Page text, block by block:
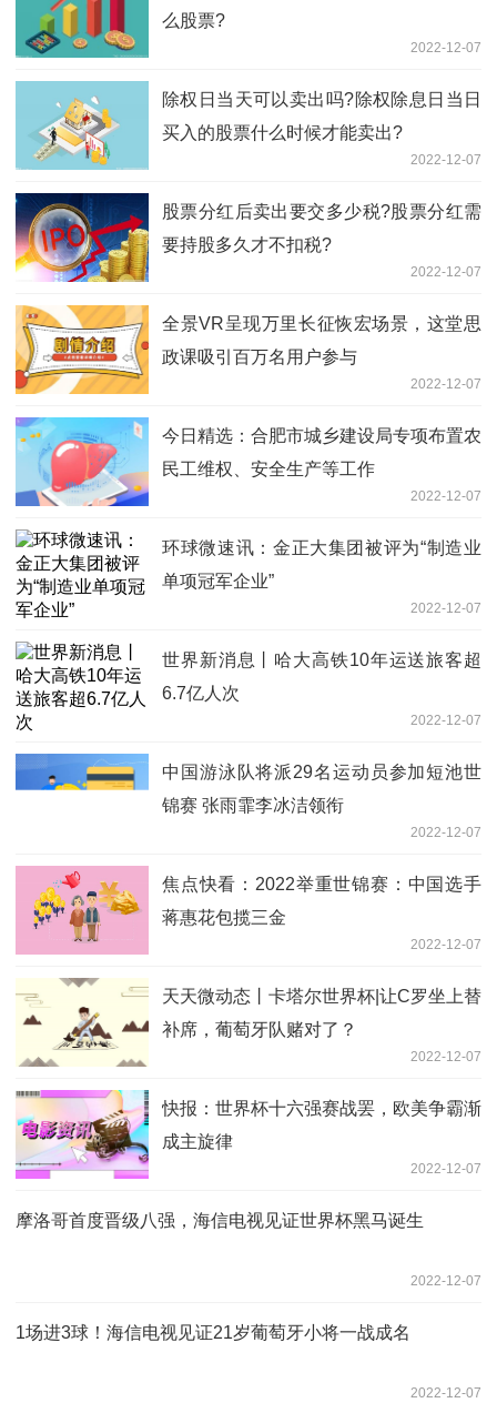
么股票?
2022-12-07
除权日当天可以卖出吗?除权除息日当日
买入的股票什么时候才能卖出?
2022-12-07
股票分红后卖出要交多少税?股票分红需
要持股多久才不扣税?
2022-12-07
全景VR呈现万里长征恢宏场景，这堂思
政课吸引百万名用户参与
2022-12-07
今日精选：合肥市城乡建设局专项布置农
民工维权、安全生产等工作
2022-12-07
环球微速讯：金正大集团被评为“制造业
单项冠军企业”
2022-12-07
世界新消息丨哈大高铁10年运送旅客超
6.7亿人次
2022-12-07
中国游泳队将派29名运动员参加短池世
锦赛 张雨霏李冰洁领衔
2022-12-07
焦点快看：2022举重世锦赛：中国选手
蒋惠花包揽三金
2022-12-07
天天微动态丨卡塔尔世界杯|让C罗坐上替
补席，葡萄牙队赌对了？
2022-12-07
快报：世界杯十六强赛战罢，欧美争霸渐
成主旋律
2022-12-07
摩洛哥首度晋级八强，海信电视见证世界杯黑马诞生
2022-12-07
1场进3球！海信电视见证21岁葡萄牙小将一战成名
2022-12-07